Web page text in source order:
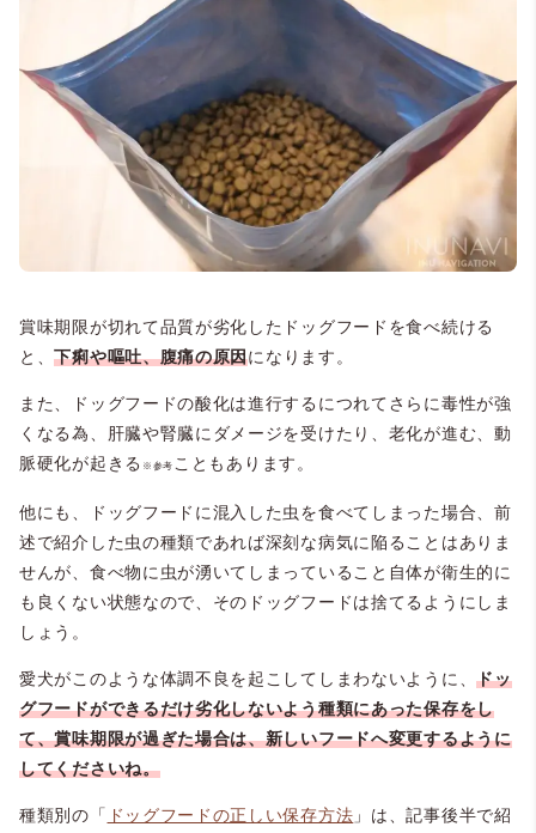
賞味期限が切れて品質が劣化したドッグフードを食べ続ける
と、下痢や嘔吐、腹痛の原因になります。
また、ドッグフードの酸化は進行するにつれてさらに毒性が強
くなる為、肝臓や腎臓にダメージを受けたり、老化が進む、動
脈硬化が起きる ※参考 こともあります。
他にも、ドッグフードに混入した虫を食べてしまった場合、前
述で紹介した虫の種類であれば深刻な病気に陥ることはありま
せんが、食べ物に虫が湧いてしまっていること自体が衛生的に
も良くない状態なので、そのドッグフードは捨てるようにしま
しょう。
愛犬がこのような体調不良を起こしてしまわないように、ドッ
グフードができるだけ劣化しないよう種類にあった保存をし
て、賞味期限が過ぎた場合は、新しいフードへ変更するように
してくださいね。
種類別の「 ドッグフードの正しい保存方法 」は、記事後半で紹